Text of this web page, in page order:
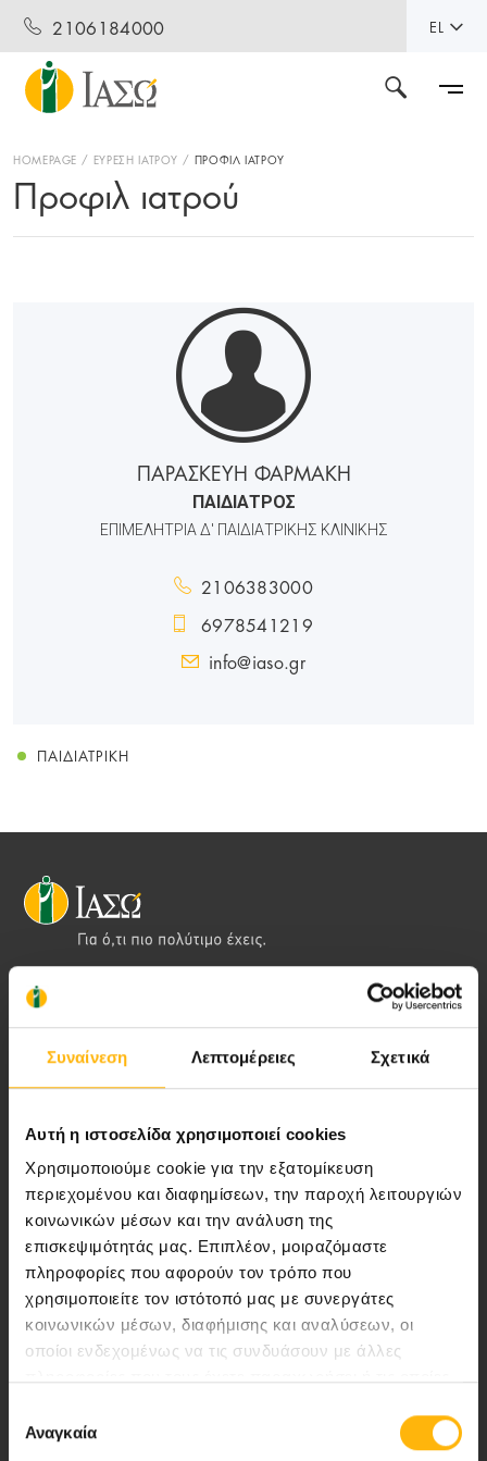
Συναίνεση Λεπτομέρειες Σχετικά
Αυτή η ιστοσελίδα χρησιμοποιεί cookies
Χρησιμοποιούμε cookie για την εξατομίκευση
περιεχομένου και διαφημίσεων, την παροχή λειτουργιών
κοινωνικών μέσων και την ανάλυση της
επισκεψιμότητάς μας. Επιπλέον, μοιραζόμαστε
πληροφορίες που αφορούν τον τρόπο που
χρησιμοποιείτε τον ιστότοπό μας με συνεργάτες
κοινωνικών μέσων, διαφήμισης και αναλύσεων, οι
οποίοι ενδεχομένως να τις συνδυάσουν με άλλες
των υπηρεσιών τους.
συγκατάθεσης
Αναγκαία
2106184000 EL
HOMEPAGE ΕΥΡΕΣΗ ΙΑΤΡΟΥ ΠΡΟΦΙΛ ΙΑΤΡΟΥ
Προφιλ ιατρού
ΠΑΡΑΣΚΕΥΗ ΦΑΡΜΑΚΗ
ΠΑΙΔΙΑΤΡΟΣ
ΕΠΙΜΕΛΗΤΡΙΑ Δ' ΠΑΙΔΙΑΤΡΙΚΗΣ ΚΛΙΝΙΚΗΣ
2106383000
6978541219
info@iaso.gr
ΠΑΙΔΙΑΤΡΙΚΉ
Αποστολή μας να παρέχουμε υψηλής
ποιότητας ολοκληρωμένες υπηρεσίες
υγείας.
Λεωφ. Κηφισίας 37-39,
151 23 Μαρούσι, Αθήνα Τηλ. Κέντρο: 210 61 84 000
Επικοινωνία